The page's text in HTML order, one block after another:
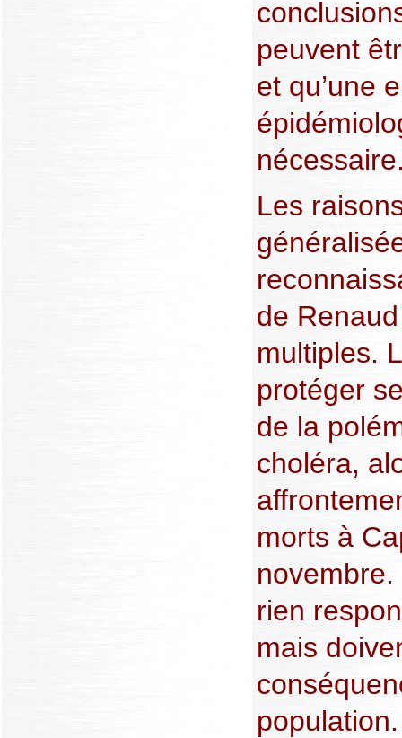
peuvent
et qu’une
Les
de
multiples.
protéger
de la
choléra,
morts à
rien
mais
population.